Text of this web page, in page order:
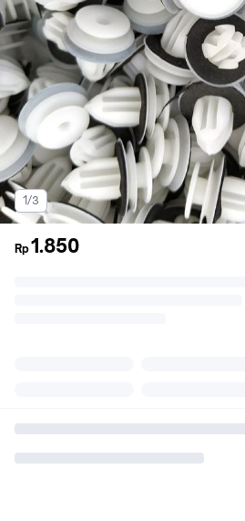
1/3
Rp1.850